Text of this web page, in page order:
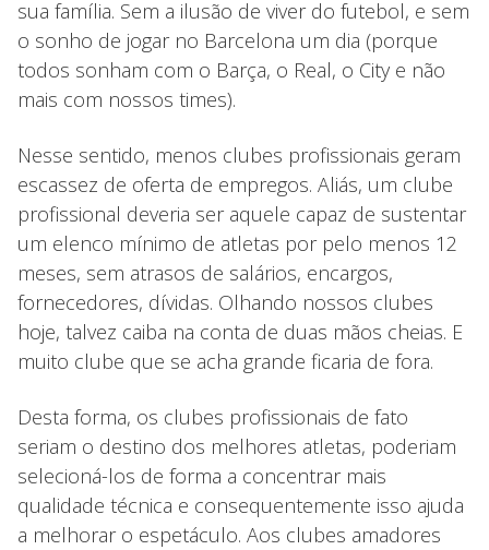
sua família. Sem a ilusão de viver do futebol, e sem
o sonho de jogar no Barcelona um dia (porque
todos sonham com o Barça, o Real, o City e não
mais com nossos times).
Nesse sentido, menos clubes profissionais geram
escassez de oferta de empregos. Aliás, um clube
profissional deveria ser aquele capaz de sustentar
um elenco mínimo de atletas por pelo menos 12
meses, sem atrasos de salários, encargos,
fornecedores, dívidas. Olhando nossos clubes
hoje, talvez caiba na conta de duas mãos cheias. E
muito clube que se acha grande ficaria de fora.
Desta forma, os clubes profissionais de fato
seriam o destino dos melhores atletas, poderiam
selecioná-los de forma a concentrar mais
qualidade técnica e consequentemente isso ajuda
a melhorar o espetáculo. Aos clubes amadores